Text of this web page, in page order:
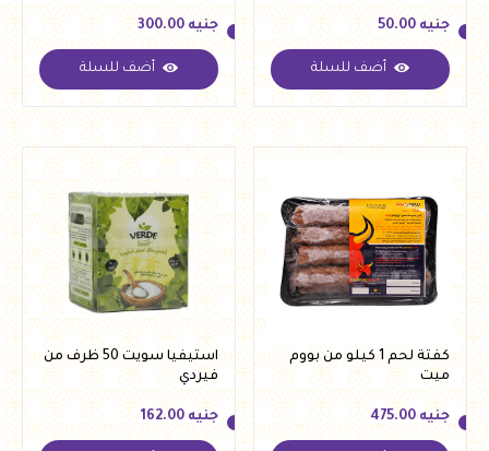
جنيه
جنيه 50.00
أضف للسلة
اند تيستي
جنيه
جنيه 300.00
أضف للسلة
كفتة لحم 1 كيلو من بووم
ميت
جنيه 475.00
استيفيا سويت 50 ظرف من
فيردي
جنيه 162.00